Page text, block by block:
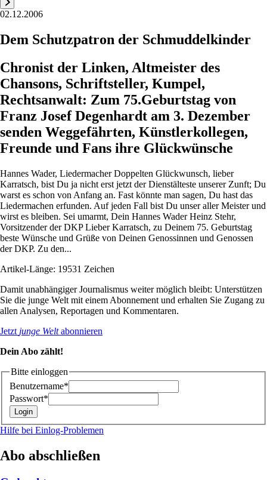
02.12.2006
Dem Schutzpatron der Schmuddelkinder
Chronist der Linken, Altmeister des
Chansons, Schriftsteller, Kumpel,
Rechtsanwalt: Zum 75.Geburtstag von
Franz Josef Degenhardt am 3. Dezember
senden Weggefährten, Künstlerkollegen,
Freunde und Fans ihre Glückwünsche
Hannes Wader, Liedermacher Doppelten Glückwunsch, lieber
Karratsch, bist Du ja nicht erst jetzt der Dienstälteste unserer Zunft; Du
warst es schon von Anfang an. Fast könnte man sagen, Du hast das
Liedermachen erfunden. Auf jeden Fall bist Du unser aller Meister und
wirst es bleiben. Sei umarmt, Dein Hannes Wader Heinz Stehr,
Vorsitzender der DKP Lieber Karratsch, zu Deinem 75. Geburtstag
beste Wünsche und Grüße von Deinen Genossinnen und Genossen
der DKP. Zu den...
Artikel-Länge: 19531 Zeichen
Damit unabhängiger Journalismus weiter möglich bleibt: Unterstützen
Sie die junge Welt mit einem Abonnement und erhalten Sie Zugang zu
allen Analysen, Reportagen und Kommentaren.
Jetzt junge Weltabonnieren
Dein Abo zählt!
Bitte einloggen
Benutzername*
Passwort*
Hilfe bei Einlog-Problemen
Abo abschließen